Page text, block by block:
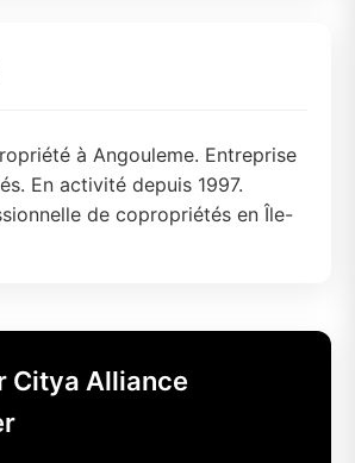
à Angouleme. Entreprise
En activité depuis 1997.
de copropriétés en Île-
Citya Alliance